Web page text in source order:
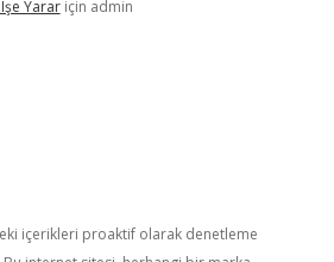
Yarariçin admin
içerikleri proaktif olarak denetleme